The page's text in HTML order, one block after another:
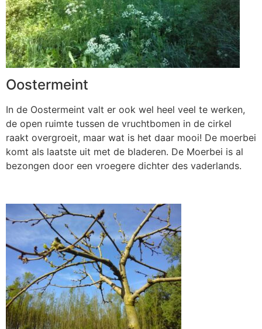
Oostermeint
In de Oostermeint valt er ook wel heel veel te werken,
de open ruimte tussen de vruchtbomen in de cirkel
raakt overgroeit, maar wat is het daar mooi! De moerbei
komt als laatste uit met de bladeren. De Moerbei is al
bezongen door een vroegere dichter des vaderlands.